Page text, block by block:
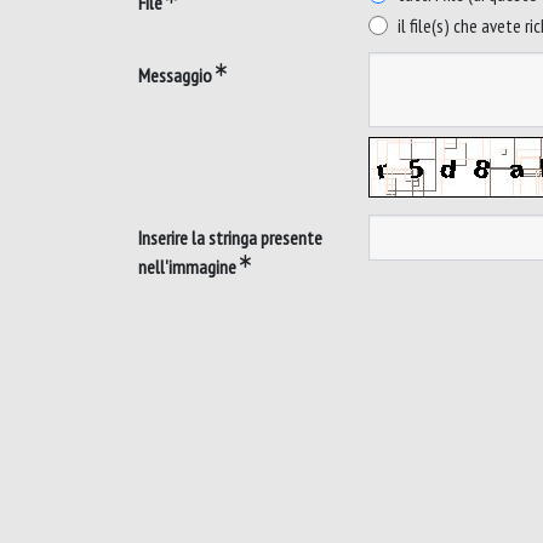
il file(s) che avete
Messaggio
Inserire la stringa presente
nell'immagine